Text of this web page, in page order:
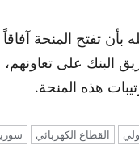
تفتح المنحة آفاقاً
البنك على تعاونهم،
هذه المنحة.
القطاع الكهربائي